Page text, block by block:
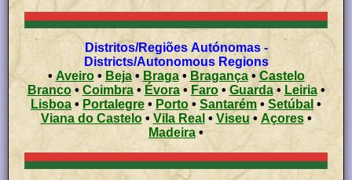
Distritos/Regiões Autónomas -
Districts/Autonomous Regions
• Aveiro• Beja• Braga• Bragança• Castelo
Branco•Coimbra• Évora• Faro• Guarda• Leiria•
Lisboa • Portalegre • Porto• Santarém • Setúbal•
Viana do Castelo• Vila Real •Viseu• Açores •
Madeira •